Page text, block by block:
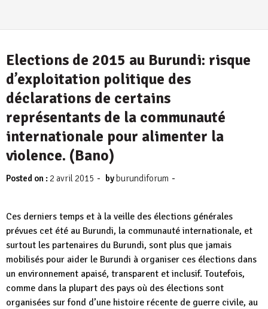
Elections de 2015 au Burundi: risque
d’exploitation politique des
déclarations de certains
représentants de la communauté
internationale pour alimenter la
violence. (Bano)
Posted on : 2 avril 2015 - by burundiforum -
Ces derniers temps et à la veille des élections générales
prévues cet été au Burundi, la communauté internationale, et
surtout les partenaires du Burundi, sont plus que jamais
mobilisés pour aider le Burundi à organiser ces élections dans
un environnement apaisé, transparent et inclusif. Toutefois,
comme dans la plupart des pays où des élections sont
organisées sur fond d’une histoire récente de guerre civile, au